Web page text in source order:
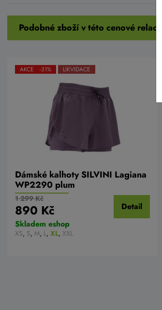
Podobné zboží v této cenové relaci
Dámské kalhoty SILVINI Lagiana
WP2290 plum
AKCE -31% LIKVIDACE
1 299 Kč
890 Kč
Skladem eshop
XS, S, M, L, XL, XXL
Detail